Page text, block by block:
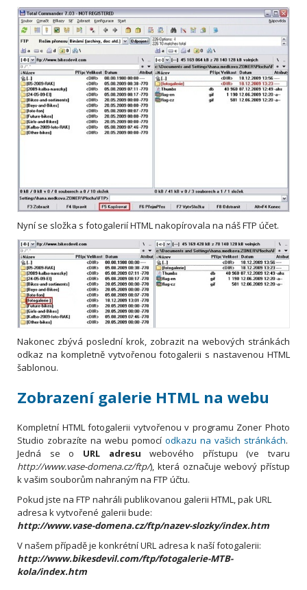
Nyní se složka s fotogalerií HTML nakopírovala na náš FTP účet.
Nakonec zbývá poslední krok, zobrazit na webových stránkách
odkaz na kompletně vytvořenou fotogalerii s nastavenou HTML
šablonou.
Zobrazení galerie HTML na webu
Kompletní HTML fotogalerii vytvořenou v programu Zoner Photo
Studio zobrazíte na webu pomocí odkazu na vašich stránkách.
Jedná se o URL adresuwebového přístupu (ve tvaru
http://www.vase-domena.cz/ftp/), která označuje webový přístup
k vašim souborům nahraným na FTP účtu.
Pokud jste na FTP nahráli publikovanou galerii HTML, pak URL
adresa k vytvořené galerii bude:
http://www.vase-domena.cz/ftp/nazev-slozky/index.htm
V našem případě je konkrétní URL adresa k naší fotogalerii:
http://www.bikesdevil.com/ftp/fotogalerie-MTB-
kola/index.htm